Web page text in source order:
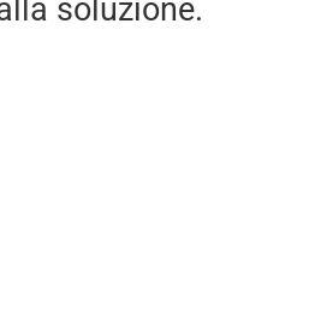
soluzione.